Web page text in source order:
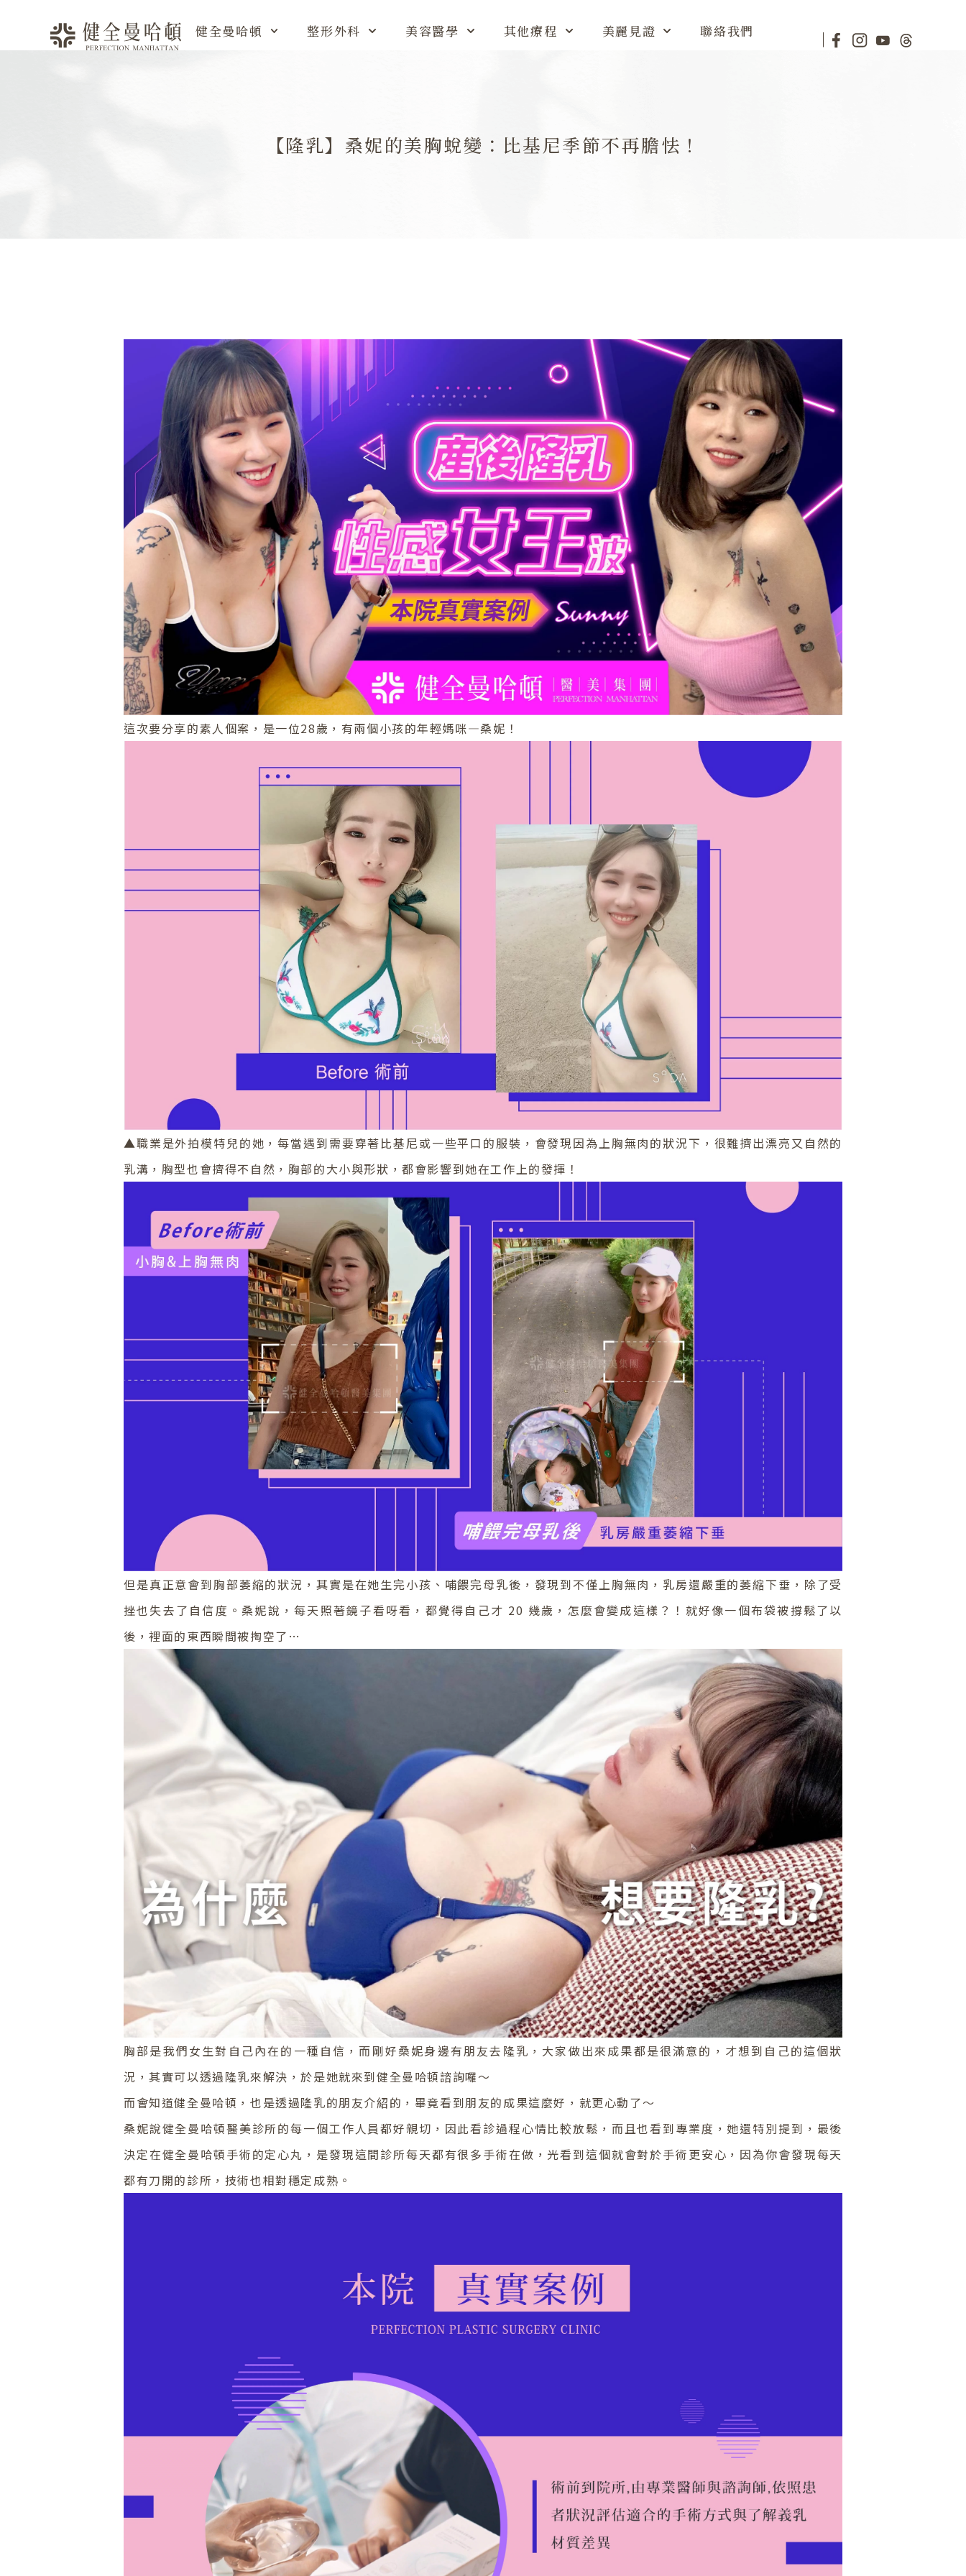
健全曼哈頓 整形外科 美容醫學 其他療程 美麗見證 聯絡我們
【隆乳】桑妮的美胸蛻變：比基尼季節不再膽怯！
這次要分享的素人個案，是一位28歲，有兩個小孩的年輕媽咪—桑妮！
▲職業是外拍模特兒的她，每當遇到需要穿著比基尼或一些平口的服裝，會發現因為上胸無肉的狀況下，很難擠出漂亮又自然的
乳溝，胸型也會擠得不自然，胸部的大小與形狀，都會影響到她在工作上的發揮！
但是真正意會到胸部萎縮的狀況，其實是在她生完小孩、哺餵完母乳後，發現到不僅上胸無肉，乳房還嚴重的萎縮下垂，除了受
挫也失去了自信度。桑妮說，每天照著鏡子看呀看，都覺得自己才 20 幾歲，怎麼會變成這樣？！就好像一個布袋被撐鬆了以
後，裡面的東西瞬間被掏空了…
胸部是我們女生對自己內在的一種自信，而剛好桑妮身邊有朋友去隆乳，大家做出來成果都是很滿意的，才想到自己的這個狀
況，其實可以透過隆乳來解決，於是她就來到健全曼哈頓諮詢囉～
而會知道健全曼哈頓，也是透過隆乳的朋友介紹的，畢竟看到朋友的成果這麼好，就更心動了～
桑妮說健全曼哈頓醫美診所的每一個工作人員都好親切，因此看診過程心情比較放鬆，而且也看到專業度，她還特別提到，最後
決定在健全曼哈頓手術的定心丸，是發現這間診所每天都有很多手術在做，光看到這個就會對於手術更安心，因為你會發現每天
都有刀開的診所，技術也相對穩定成熟。